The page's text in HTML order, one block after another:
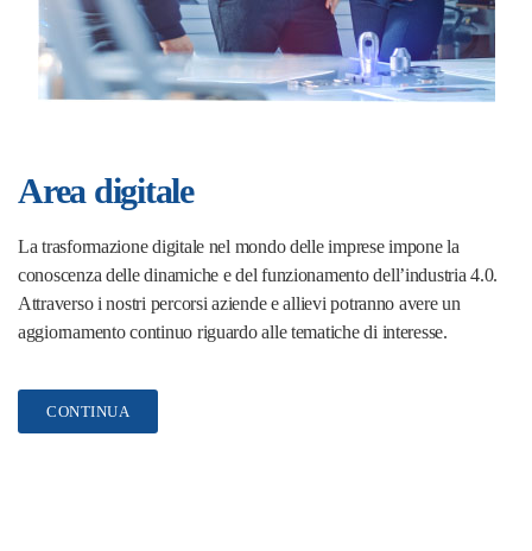
Area digitale
La trasformazione digitale nel mondo delle imprese impone la
conoscenza delle dinamiche e del funzionamento dell’industria 4.0.
Attraverso i nostri percorsi aziende e allievi potranno avere un
aggiornamento continuo riguardo alle tematiche di interesse.
CONTINUA